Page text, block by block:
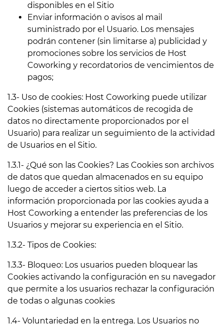
disponibles en el Sitio
Enviar información o avisos al mail
suministrado por el Usuario. Los mensajes
podrán contener (sin limitarse a) publicidad y
promociones sobre los servicios de Host
Coworking y recordatorios de vencimientos de
pagos;
1.3- Uso de cookies: Host Coworking puede utilizar
Cookies (sistemas automáticos de recogida de
datos no directamente proporcionados por el
Usuario) para realizar un seguimiento de la actividad
de Usuarios en el Sitio.
1.3.1- ¿Qué son las Cookies? Las Cookies son archivos
de datos que quedan almacenados en su equipo
luego de acceder a ciertos sitios web. La
información proporcionada por las cookies ayuda a
Host Coworking a entender las preferencias de los
Usuarios y mejorar su experiencia en el Sitio.
1.3.2- Tipos de Cookies:
1.3.3- Bloqueo: Los usuarios pueden bloquear las
Cookies activando la configuración en su navegador
que permite a los usuarios rechazar la configuración
de todas o algunas cookies
1.4- Voluntariedad en la entrega. Los Usuarios no